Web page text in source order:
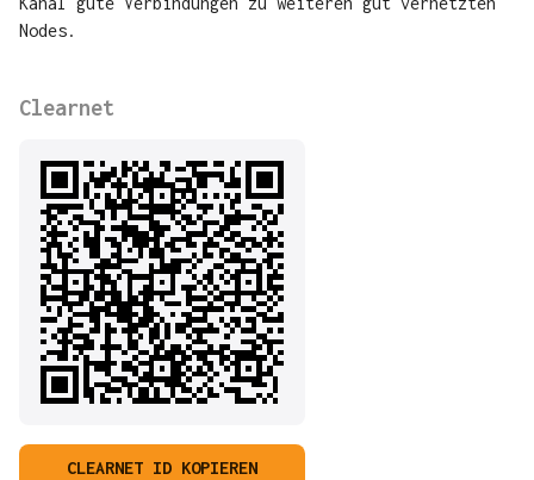
Nodes.
Clearnet
CLEARNET ID KOPIEREN